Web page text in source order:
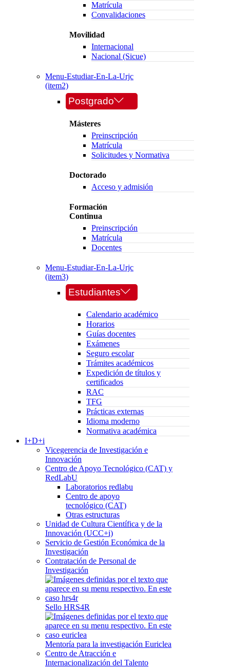
Matrícula
Convalidaciones
Movilidad
Internacional
Nacional (Sicue)
Menu-Estudiar-En-La-Urjc
(item2)
Postgrado
Másteres
Preinscripción
Matrícula
Solicitudes y Normativa
Doctorado
Acceso y admisión
Formación
Continua
Preinscripción
Matrícula
Docentes
Menu-Estudiar-En-La-Urjc
(item3)
Estudiantes
Calendario académico
Horarios
Guías docentes
Exámenes
Seguro escolar
Trámites académicos
Expedición de títulos y
certificados
RAC
TFG
Prácticas externas
Idioma moderno
Normativa académica
I+D+i
Vicegerencia de Investigación e
Innovación
Centro de Apoyo Tecnológico (CAT) y
RedLabU
Laboratorios redlabu
Centro de apoyo
tecnológico (CAT)
Otras estructuras
Unidad de Cultura Científica y de la
Innovación (UCC+i)
Servicio de Gestión Económica de la
Investigación
Contratación de Personal de
Investigación
Sello HRS4R
Mentoría para la investigación Euriclea
Centro de Atracción e
Internacionalización del Talento